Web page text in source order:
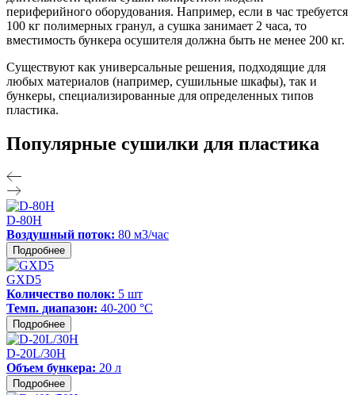
периферийного оборудования. Например, если в час требуется
100 кг полимерных гранул, а сушка занимает 2 часа, то
вместимость бункера осушителя должна быть не менее 200 кг.
Существуют как универсальные решения, подходящие для
любых материалов (например, сушильные шкафы), так и
бункеры, специализированные для определенных типов
пластика.
Популярные сушилки для пластика
D-80H
Воздушный поток: 80 м3/час
Подробнее
GXD5
Количество полок: 5 шт
Темп. диапазон: 40-200 °С
Подробнее
D-20L/30H
Объем бункера: 20 л
Подробнее